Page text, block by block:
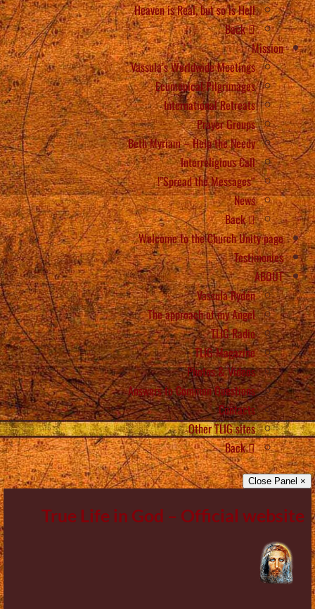
Heaven is Real, but so is Hell
Back
Mission
Vassula’s Worldwide Meetings
Ecumenical Pilgrimages
International Retreats
Prayer Groups
Beth Myriam – Help the Needy
Interreligious Call
“Spread the Messages”!
News
Back
Welcome to the Church Unity page
Testimonies
ABOUT
Vassula Rydén
The approach of my Angel
TLIG Radio
TLIG Magazine
Photos & Videos
Answers to Common Questions
Contacts
Other TLIG sites
Back
× Close Panel
True Life in God – Official website